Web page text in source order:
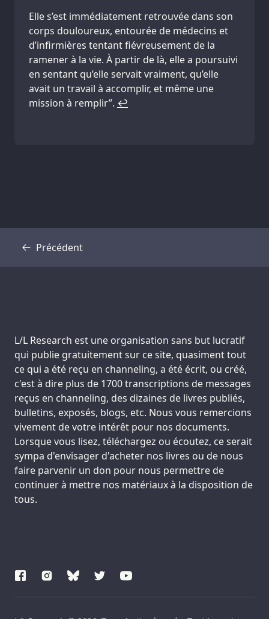
Elle s’est immédiatement retrouvée dans son
corps douloureux, entourée de médecins et
d’infirmières tentant fiévreusement de la
ramener à la vie. À partir de là, elle a poursuivi
en sentant qu’elle servait vraiment, qu’elle
avait un travail à accomplir, et même une
mission à remplir”. ↩
Précédent
Transcription
Support us:
L/L Research est une organisation sans but lucratif
qui publie gratuitement sur ce site, quasiment tout
ce qui a été reçu en channeling, a été écrit, ou créé,
c'est à dire plus de 1700 transcriptions de messages
reçus en channeling, des dizaines de livres publiés,
bulletins, exposés, blogs, etc. Nous vous remercions
vivement de votre intérêt pour nos documents.
Lorsque vous lisez, téléchargez ou écoutez, ce serait
sympa d'envisager d'acheter nos livres ou de nous
faire parvenir un don pour nous permettre de
continuer à mettre nos matériaux à la disposition de
tous.